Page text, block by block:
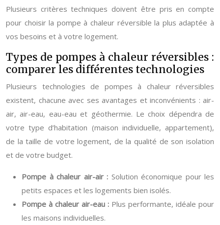
Plusieurs critères techniques doivent être pris en compte
pour choisir la pompe à chaleur réversible la plus adaptée à
vos besoins et à votre logement.
Types de pompes à chaleur réversibles :
comparer les différentes technologies
Plusieurs technologies de pompes à chaleur réversibles
existent, chacune avec ses avantages et inconvénients : air-
air, air-eau, eau-eau et géothermie. Le choix dépendra de
votre type d’habitation (maison individuelle, appartement),
de la taille de votre logement, de la qualité de son isolation
et de votre budget.
Pompe à chaleur air-air : Solution économique pour les
petits espaces et les logements bien isolés.
Pompe à chaleur air-eau : Plus performante, idéale pour
les maisons individuelles.